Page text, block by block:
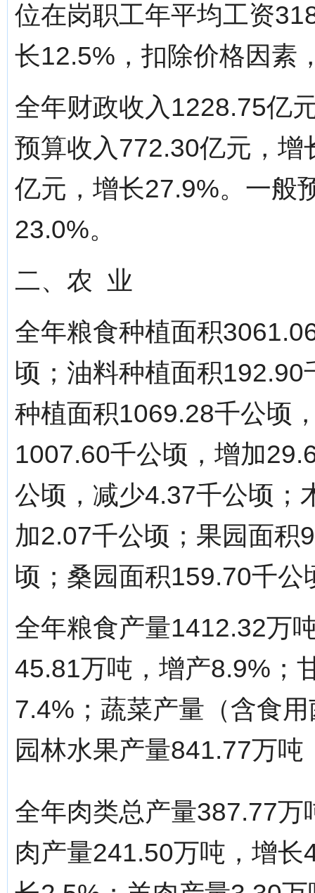
位在岗职工年平均工资
长12.5%，扣除价格因素
全年财政收入1228.75亿
预算收入772.30亿元，
亿元，增长27.9%。一般
23.0%。
二、农 业
全年粮食种植面积
顷；油料种植面积
种植面积1069.28千公顷
1007.60千公顷，增加
公顷，减少4.37千公顷；
加2.07千公顷；果园面积
顷；桑园面积159.70千
全年粮食产量1412.32万
45.81万吨，增产8.9%；
7.4%；蔬菜产量（含食
园林水果产量841.77万吨
全年肉类总产量387.77
肉产量241.50万吨，增